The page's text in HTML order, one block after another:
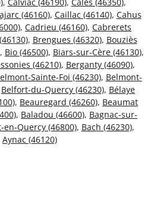
(46160), Caillac (46140), Cahus
, Cadrieu (46160), Cabrerets
, Brengues (46320), Bouziès
, Bio (46500), Biars-sur-Cère (46130),
(46210), Berganty (46090),
Sainte-Foi (46230), Belmont-
Belfort-du-Quercy (46230), Bélaye
, Beauregard (46260), Beaumat
, Baladou (46600), Bagnac-sur-
en-Quercy (46800), Bach (46230),
Aynac (46120)